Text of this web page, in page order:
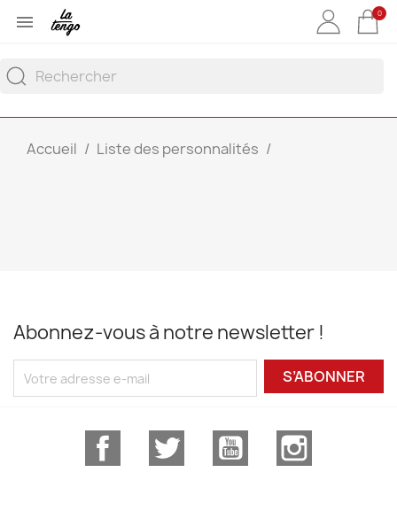
 0
Accueil Liste des personnalités
Abonnez-vous à notre newsletter !
S’ABONNER
Facebook Twitter YouTube